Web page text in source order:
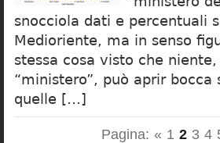
snocciola dati e percentuali
Medioriente, ma in senso
stessa cosa visto che
“ministero”, può aprir bocca
quelle […]
Pagina: « 1 2 3 4